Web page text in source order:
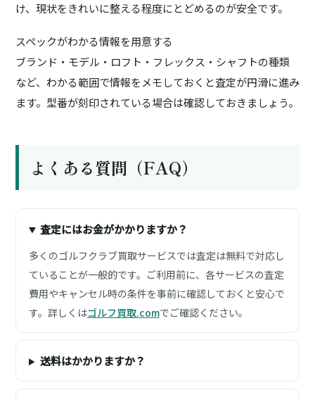
け、現状をきれいに整える程度にとどめるのが安全です。
スペックがわかる情報を用意する
ブランド・モデル・ロフト・フレックス・シャフトの種類
など、わかる範囲で情報をメモしておくと査定が円滑に進み
ます。型番が刻印されている場合は確認しておきましょう。
よくある質問（FAQ）
査定にはお金がかかりますか？
多くのゴルフクラブ買取サービスでは査定は無料で対応し
ていることが一般的です。ご利用前に、各サービスの査定
費用やキャンセル時の条件を事前に確認しておくと安心で
す。詳しくはゴルフ買取.comでご確認ください。
送料はかかりますか？